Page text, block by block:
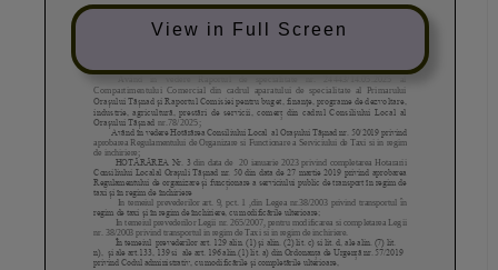
View in Full Screen